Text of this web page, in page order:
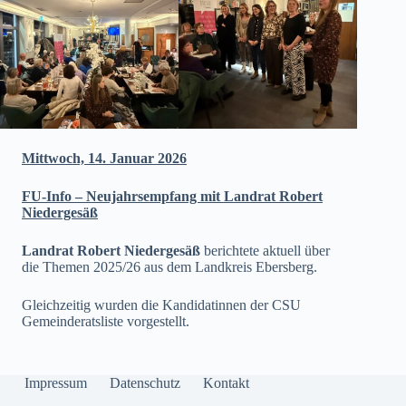
Mittwoch, 14. Januar 2026
FU-Info – Neujahrsempfang mit Landrat Robert
Niedergesäß
Landrat Robert Niedergesäß berichtete aktuell über
die Themen 2025/26 aus dem Landkreis Ebersberg.
Gleichzeitig wurden die Kandidatinnen der CSU
Gemeinderatsliste vorgestellt.
Impressum Datenschutz Kontakt